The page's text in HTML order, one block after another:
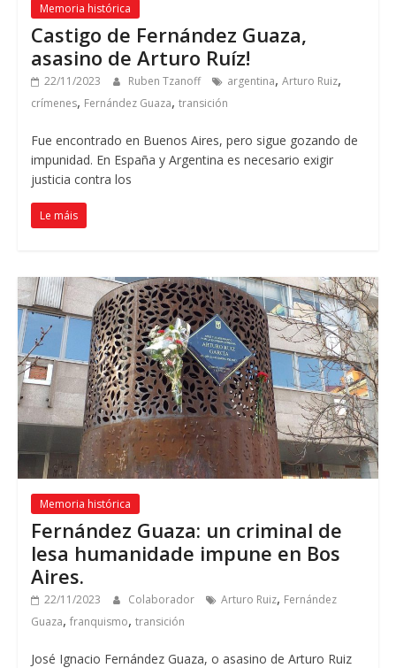
Memoria histórica
Castigo de Fernández Guaza,
asasino de Arturo Ruíz!
22/11/2023 Ruben Tzanoff argentina, Arturo Ruiz,
crímenes, Fernández Guaza, transición
Fue encontrado en Buenos Aires, pero sigue gozando de
impunidad. En España y Argentina es necesario exigir
justicia contra los
Le máis
Memoria histórica
Fernández Guaza: un criminal de
lesa humanidade impune en Bos
Aires.
22/11/2023 Colaborador Arturo Ruiz, Fernández
Guaza, franquismo, transición
José Ignacio Fernández Guaza, o asasino de Arturo Ruiz